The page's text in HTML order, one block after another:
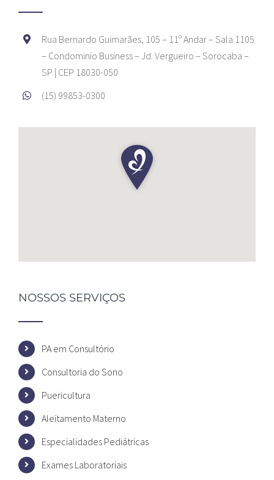
Rua Bernardo Guimarães, 105 – 11º Andar – Sala 1105
– Condominio Business – Jd. Vergueiro – Sorocaba –
SP | CEP 18030-050
(15) 99853-0300
NOSSOS SERVIÇOS
PA em Consultório
Consultoria do Sono
Puericultura
Aleitamento Materno
Especialidades Pediátricas
Exames Laboratoriais